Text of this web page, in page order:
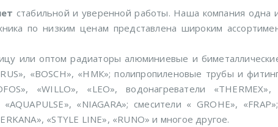
стабильной и уверенной работы. Наша компания
по низким ценам представлена широким
или оптом радиаторы алюминиевые и биметаллические
«BOSCH», «НМК»; полипропиленовые трубы и
«WILLO», «LEO», водонагреватели «THERMEX»,
«NIAGARA»; смесители « GROHE»,
«STYLE LINE», «RUNO» и многое другое.